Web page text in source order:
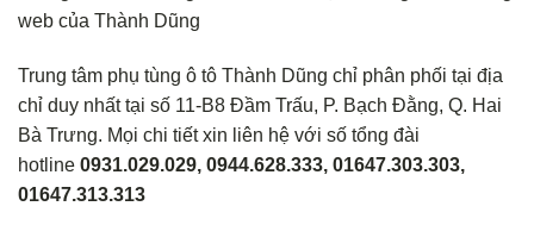
web của Thành Dũng
Trung tâm phụ tùng ô tô Thành Dũng chỉ phân phối tại địa
chỉ duy nhất tại số 11-B8 Đầm Trấu, P. Bạch Đằng, Q. Hai
Bà Trưng. Mọi chi tiết xin liên hệ với số tổng đài
hotline 0931.029.029, 0944.628.333, 01647.303.303,
01647.313.313